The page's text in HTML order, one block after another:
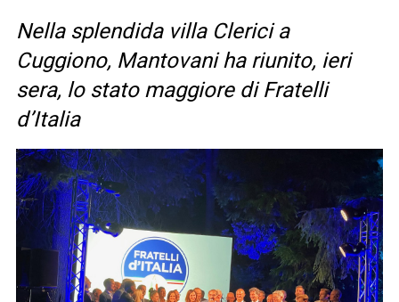
Nella splendida villa Clerici a
Cuggiono, Mantovani ha riunito, ieri
sera, lo stato maggiore di Fratelli
d’Italia